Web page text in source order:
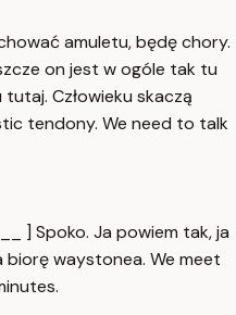
amuletu, będę chory.
on jest w ogóle tak tu
Człowieku skaczą
tendony. We need to talk
] Spoko. Ja powiem tak, ja
biorę waystonea. We meet